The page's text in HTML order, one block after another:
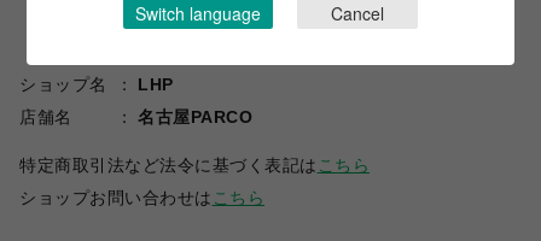
ショップ名
LHP
店舗名
名古屋PARCO
特定商取引法など法令に基づく表記は こちら
ショップお問い合わせは こちら
Switch language Cancel